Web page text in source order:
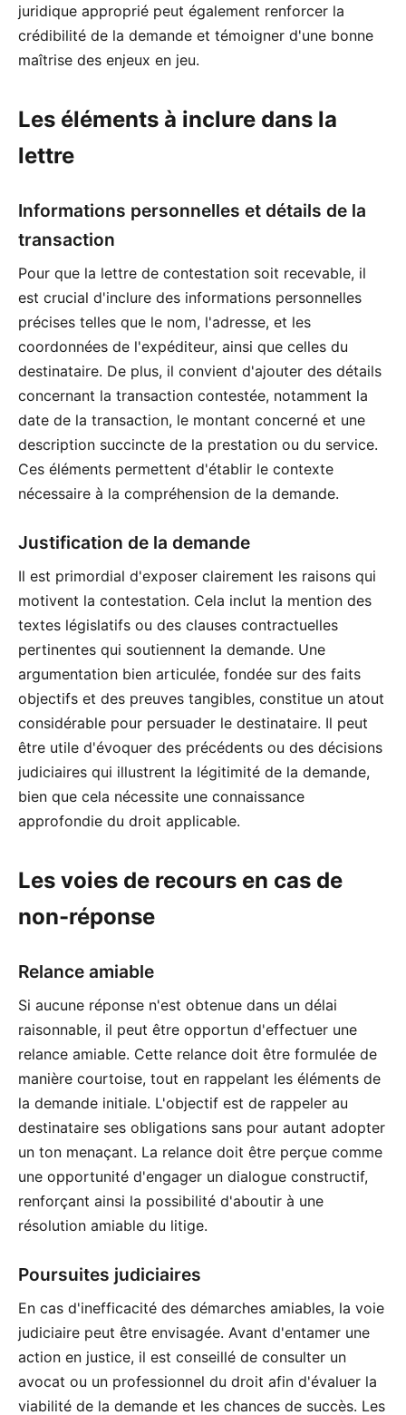
juridique approprié peut également renforcer la
crédibilité de la demande et témoigner d'une bonne
maîtrise des enjeux en jeu.
Les éléments à inclure dans la
lettre
Informations personnelles et détails de la
transaction
Pour que la lettre de contestation soit recevable, il
est crucial d'inclure des informations personnelles
précises telles que le nom, l'adresse, et les
coordonnées de l'expéditeur, ainsi que celles du
destinataire. De plus, il convient d'ajouter des détails
concernant la transaction contestée, notamment la
date de la transaction, le montant concerné et une
description succincte de la prestation ou du service.
Ces éléments permettent d'établir le contexte
nécessaire à la compréhension de la demande.
Justification de la demande
Il est primordial d'exposer clairement les raisons qui
motivent la contestation. Cela inclut la mention des
textes législatifs ou des clauses contractuelles
pertinentes qui soutiennent la demande. Une
argumentation bien articulée, fondée sur des faits
objectifs et des preuves tangibles, constitue un atout
considérable pour persuader le destinataire. Il peut
être utile d'évoquer des précédents ou des décisions
judiciaires qui illustrent la légitimité de la demande,
bien que cela nécessite une connaissance
approfondie du droit applicable.
Les voies de recours en cas de
non-réponse
Relance amiable
Si aucune réponse n'est obtenue dans un délai
raisonnable, il peut être opportun d'effectuer une
relance amiable. Cette relance doit être formulée de
manière courtoise, tout en rappelant les éléments de
la demande initiale. L'objectif est de rappeler au
destinataire ses obligations sans pour autant adopter
un ton menaçant. La relance doit être perçue comme
une opportunité d'engager un dialogue constructif,
renforçant ainsi la possibilité d'aboutir à une
résolution amiable du litige.
Poursuites judiciaires
En cas d'inefficacité des démarches amiables, la voie
judiciaire peut être envisagée. Avant d'entamer une
action en justice, il est conseillé de consulter un
avocat ou un professionnel du droit afin d'évaluer la
viabilité de la demande et les chances de succès. Les